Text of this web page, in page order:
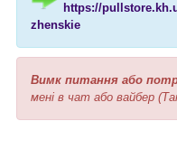
https://
zhenskie
Вимк питання або
мені в чат або вайбер